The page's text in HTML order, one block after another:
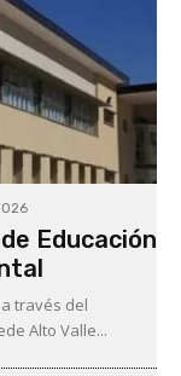
Educación
través del
Alto Valle...